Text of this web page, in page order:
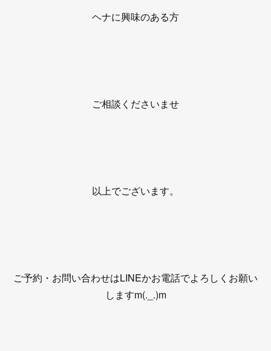
ヘナに興味のある方
ご相談くださいませ
以上でございます。
ご予約・お問い合わせはLINEかお電話でよろしくお願い
しますm(._.)m